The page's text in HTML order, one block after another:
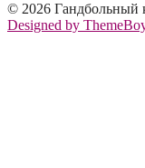
© 2026
Designed by